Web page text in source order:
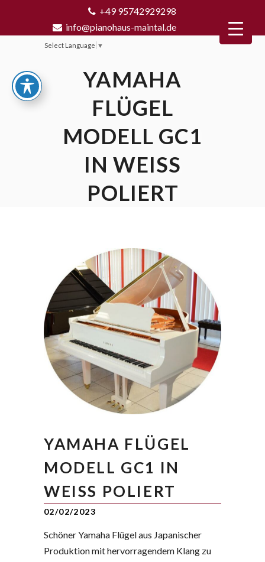
+49 95742929298
info@pianohaus-maintal.de
Select Language ▼
YAMAHA
FLÜGEL
MODELL GC1
IN WEISS P
OLIERT
YAMAHA FLÜGEL
MODELL GC1 IN
WEISS POLIERT
02/02/2023
Schöner Yamaha Flügel aus Japanischer
Produktion mit hervorragendem Klang zu